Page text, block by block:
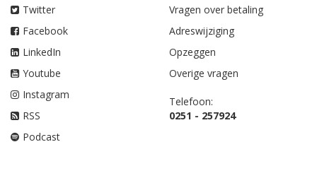
Twitter
Facebook
LinkedIn
Youtube
Instagram
RSS
Podcast
Vragen over betaling
Adreswijziging
Opzeggen
Overige vragen
Telefoon:
0251 - 257924